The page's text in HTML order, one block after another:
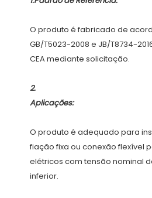
O produto é fabricado de
GB/T5023-2008 e JB/T8734-2016
Aplicações:
O produto é adequado para
fiação fixa ou conexão flexível
elétricos com tensão nominal